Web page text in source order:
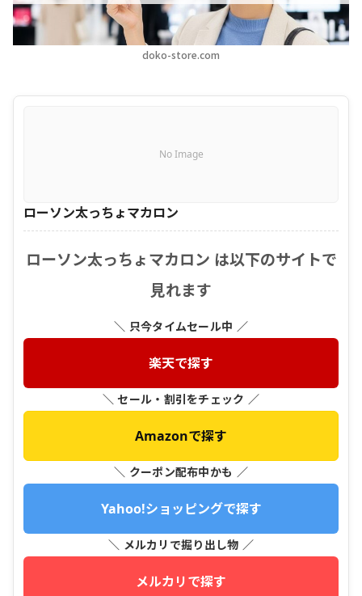
doko-store.com
No Image
ローソン太っちょマカロン
ローソン太っちょマカロン は以下のサイトで
見れます
＼ 只今タイムセール中 ／
楽天で探す
＼ セール・割引をチェック ／
Amazonで探す
＼ クーポン配布中かも ／
Yahoo!ショッピングで探す
＼ メルカリで掘り出し物 ／
メルカリで探す